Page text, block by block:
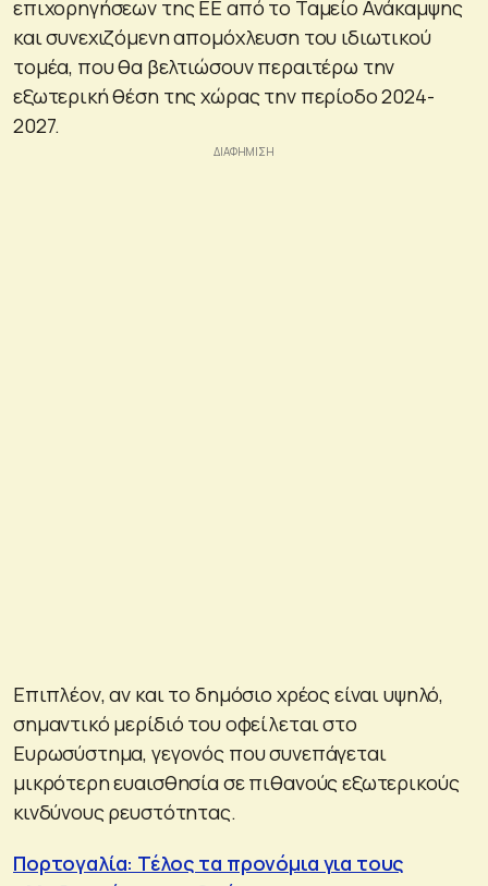
επιχορηγήσεων της ΕΕ από το Ταμείο Ανάκαμψης
και συνεχιζόμενη απομόχλευση του ιδιωτικού
τομέα, που θα βελτιώσουν περαιτέρω την
εξωτερική θέση της χώρας την περίοδο 2024-
2027.
Επιπλέον, αν και το δημόσιο χρέος είναι υψηλό,
σημαντικό μερίδιό του οφείλεται στο
Ευρωσύστημα, γεγονός που συνεπάγεται
μικρότερη ευαισθησία σε πιθανούς εξωτερικούς
κινδύνους ρευστότητας.
Πορτογαλία: Τέλος τα προνόμια για τους